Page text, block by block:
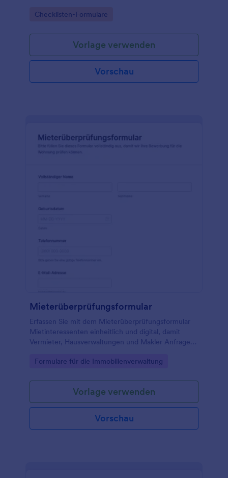
und Mietern inklusive digitaler Datenerfassung.
Go to Category:
Checklisten-Formulare
Vorlage verwenden
Vorschau
Mieterüberprüfungsformular
Erfassen Sie mit dem Mieterüberprüfungsformular
Mietinteressenten einheitlich und digital, damit
Vermieter, Hausverwaltungen und Makler Anfragen
sauberer Datenerfassung treffen können.
Go to Category:
Formulare für die Immobilienverwaltung
Vorlage verwenden
Vorschau